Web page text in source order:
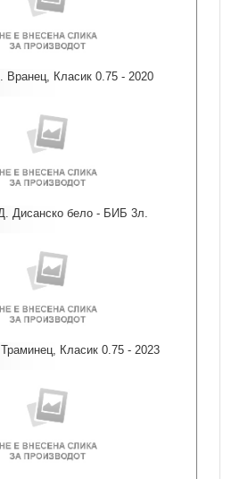
Вранец, Класик 0.75 - 2020
Дисанско бело - БИБ 3л.
Класик 0.75 - 2023